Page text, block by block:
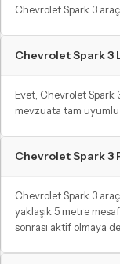
Chevrolet Spark 3
Chevrolet Spark 3
Evet, Chevrolet Spark
mevzuata tam uyumlu
Chevrolet Spark 3
Chevrolet Spark 3
yaklaşık 5 metre
sonrası aktif olmaya